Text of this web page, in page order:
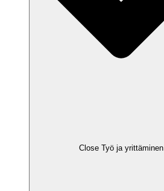
Close Työ ja yrittäminen